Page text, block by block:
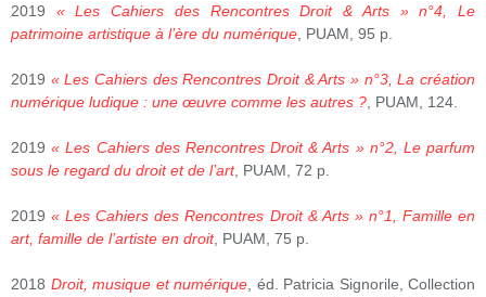
2019 « Les Cahiers des Rencontres Droit & Arts » n°4, Le
patrimoine artistique à l’ère du numérique , PUAM, 95 p.
2019 « Les Cahiers des Rencontres Droit & Arts » n°3, La création
numérique ludique : une œuvre comme les autres ? , PUAM, 124.
2019« Les Cahiers des Rencontres Droit & Arts » n°2, Le parfum
sous le regard du droit et de l’art, PUAM, 72 p.
2019« Les Cahiers des Rencontres Droit & Arts » n°1, Famille en
art, famille de l’artiste en droit, PUAM, 75 p.
2018 Droit, musique et numérique , éd. Patricia Signorile, Collection